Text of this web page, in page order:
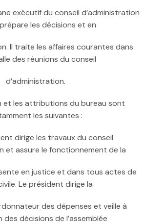
exécutif du conseil d’administration
les décisions et en
Il traite les affaires courantes dans
des réunions du conseil
d’administration.
et les attributions du bureau sont
les suivantes :
dirige les travaux du conseil
et assure le fonctionnement de la
en justice et dans tous actes de
Le président dirige la
des dépenses et veille à
des décisions de l’assemblée